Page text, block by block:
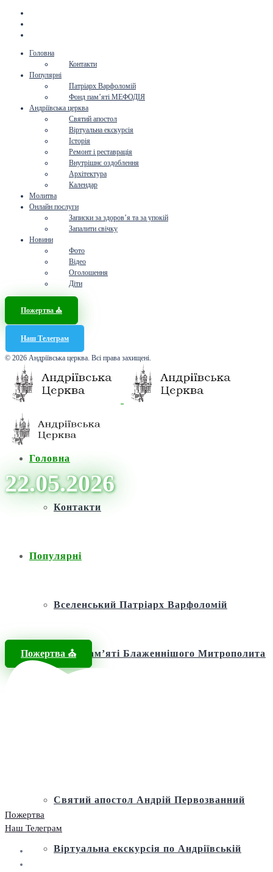
Головна
Контакти
Популярні
Патріарх Варфоломій
Фонд пам’яті МЕФОДІЯ
Андріївська церква
Святий апостол
Віртуальна екскурсія
Історія
Ремонт і реставрація
Внутрішнє оздоблення
Архітектура
Календар
Молитва
Онлайн послуги
Записки за здоров’я та за упокій
Запалити свічку
Новини
Фото
Відео
Оголошення
Діти
Пожертва ⛪️
Наш Телеграм
© 2026 Андріївська церква. Всі права захищені.
Головна
Контакти
Популярні
Вселенський Патріарх Варфоломій
Фонд пам’яті Блаженнішого Митрополита
Святий апостол Андрій Первозванний
Віртуальна екскурсія по Андріївській
Пожертва ⛪️
22.05.2026
Пожертва
Наш Телеграм